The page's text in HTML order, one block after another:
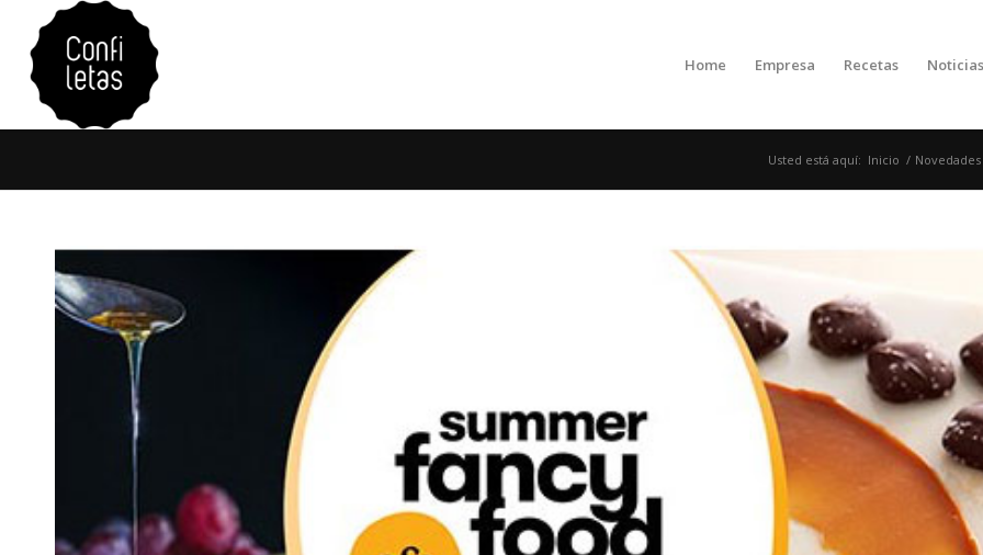
Home Empresa Recetas Noticias
Usted está aquí: Inicio / Novedades